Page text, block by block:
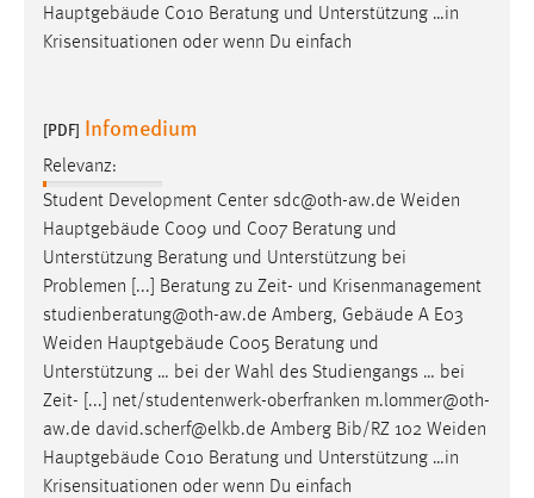
Hauptgebäude C010 Beratung und Unterstützung …in
Krisensituationen oder wenn Du einfach
[PDF] Infomedium
Relevanz:
Student Development Center sdc@oth-aw.de Weiden
Hauptgebäude C009 und C007 Beratung und
Unterstützung Beratung und Unterstützung bei
Problemen [...] Beratung zu Zeit- und Krisenmanagement
studienberatung@oth-aw.de Amberg, Gebäude A E03
Weiden Hauptgebäude C005 Beratung und
Unterstützung … bei der Wahl des Studiengangs … bei
Zeit- [...] net/studentenwerk-oberfranken m.lommer@oth-
aw.de david.scherf@elkb.de Amberg Bib/RZ 102 Weiden
Hauptgebäude C010 Beratung und Unterstützung …in
Krisensituationen oder wenn Du einfach